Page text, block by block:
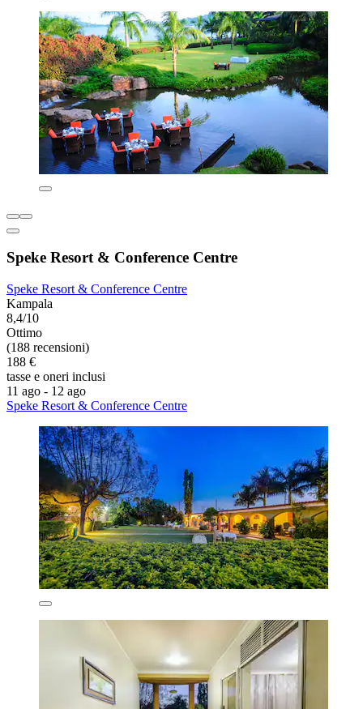
Speke Resort & Conference Centre
Speke Resort & Conference Centre
Kampala
8,4/10
Ottimo
(188 recensioni)
188 €
tasse e oneri inclusi
11 ago - 12 ago
Speke Resort & Conference Centre